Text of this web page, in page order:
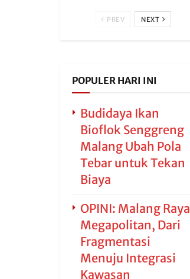
PREV NEXT
POPULER HARI INI
Budidaya Ikan
Bioflok Senggreng
Malang Ubah Pola
Tebar untuk Tekan
Biaya
OPINI: Malang Raya
Megapolitan, Dari
Fragmentasi
Menuju Integrasi
Kawasan